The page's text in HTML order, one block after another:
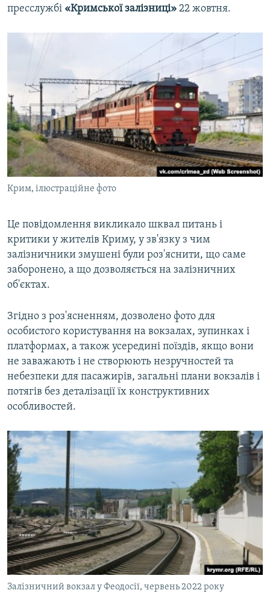
пресслужбі «Кримської залізниці» 22 жовтня.
Крим, ілюстраційне фото
Це повідомлення викликало шквал питань і
критики у жителів Криму, у зв'язку з чим
залізничники змушені були роз'яснити, що саме
заборонено, а що дозволяється на залізничних
об'єктах.
Згідно з роз'ясненням, дозволено фото для
особистого користування на вокзалах, зупинках і
платформах, а також усередині поїздів, якщо вони
не заважають і не створюють незручностей та
небезпеки для пасажирів, загальні плани вокзалів і
потягів без деталізації їх конструктивних
особливостей.
Залізничний вокзал у Феодосії, червень 2022 року